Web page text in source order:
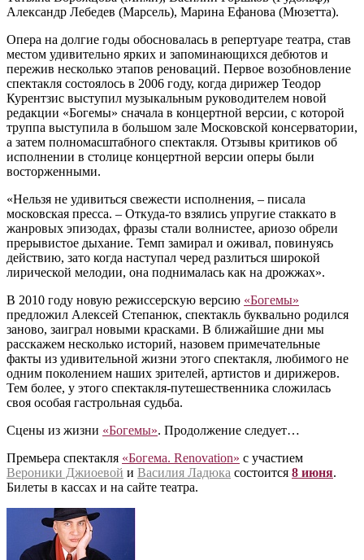
Александр Лебедев (Марсель), Марина Ефанова (Мюзетта).
Опера на долгие годы обосновалась в репертуаре театра, став
местом удивительно ярких и запоминающихся дебютов и
пережив несколько этапов реноваций. Первое возобновление
спектакля состоялось в 2006 году, когда дирижер Теодор
Курентзис выступил музыкальным руководителем новой
редакции «Богемы» сначала в концертной версии, с которой
труппа выступила в большом зале Московской консерватории,
а затем полномасштабного спектакля. Отзывы критиков об
исполнении в столице концертной версии оперы были
восторженными.
«Нельзя не удивиться свежести исполнения, – писала
московская пресса. – Откуда-то взялись упругие стаккато в
жанровых эпизодах, фразы стали волнистее, ариозо обрели
прерывистое дыхание. Темп замирал и оживал, повинуясь
действию, зато когда наступал черед разлиться широкой
лирической мелодии, она поднималась как на дрожжах».
В 2010 году новую режиссерскую версию «Богемы»
предложил Алексей Степанюк, спектакль буквально родился
заново, заиграл новыми красками. В ближайшие дни мы
расскажем несколько историй, назовем примечательные
факты из удивительной жизни этого спектакля, любимого не
одним поколением наших зрителей, артистов и дирижеров.
Тем более, у этого спектакля-путешественника сложилась
своя особая гастрольная судьба.
Сцены из жизни «Богемы». Продолжение следует…
Премьера спектакля «Богема. Renovation» с участием
Вероники Джиоевой и Василия Ладюка состоится 8 июня.
Билеты в кассах и на сайте театра.